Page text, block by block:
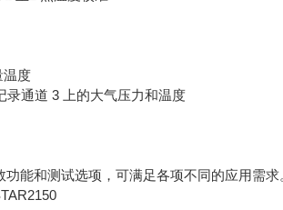
温度
录通道 3 上的大气压力和温度
能和测试选项，可满足各项不同的应用需求